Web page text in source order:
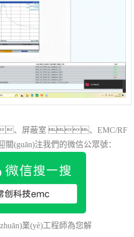
、屏蔽室 、EMC/RF
注我們的微信公眾號：
業(yè)工程師為您解